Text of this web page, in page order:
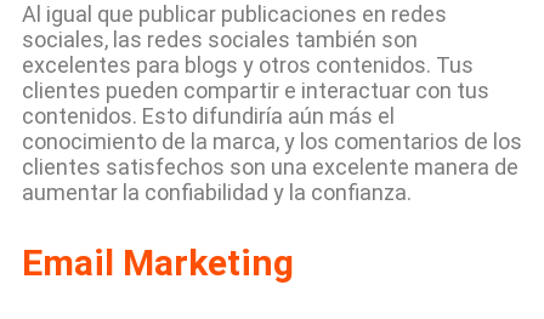
Al igual que publicar publicaciones en redes
sociales, las redes sociales también son
excelentes para blogs y otros contenidos. Tus
clientes pueden compartir e interactuar con tus
contenidos. Esto difundiría aún más el
conocimiento de la marca, y los comentarios de los
clientes satisfechos son una excelente manera de
aumentar la confiabilidad y la confianza.
Email Marketing